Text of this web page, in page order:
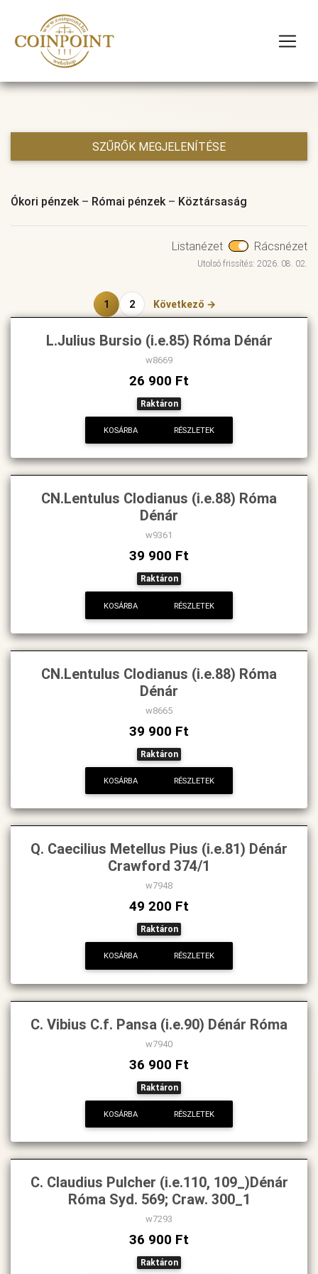
SZŰRŐK MEGJELENÍTÉSE
Ókori pénzek– Római pénzek– Köztársaság
Listanézet Rácsnézet
Utolsó frissítés: 2026. 08. 02.
1 2 Következő →
L.Julius Bursio (i.e.85) Róma Dénár
w8669
26 900 Ft
Raktáron
KOSÁRBA RÉSZLETEK
CN.Lentulus Clodianus (i.e.88) Róma
Dénár
w9361
39 900 Ft
Raktáron
KOSÁRBA RÉSZLETEK
CN.Lentulus Clodianus (i.e.88) Róma
Dénár
w8665
39 900 Ft
Raktáron
KOSÁRBA RÉSZLETEK
Q. Caecilius Metellus Pius (i.e.81) Dénár
Crawford 374/1
w7948
49 200 Ft
Raktáron
KOSÁRBA RÉSZLETEK
C. Vibius C.f. Pansa (i.e.90) Dénár Róma
w7940
36 900 Ft
Raktáron
KOSÁRBA RÉSZLETEK
C. Claudius Pulcher (i.e.110, 109_)Dénár
Róma Syd. 569; Craw. 300_1
w7293
36 900 Ft
Raktáron